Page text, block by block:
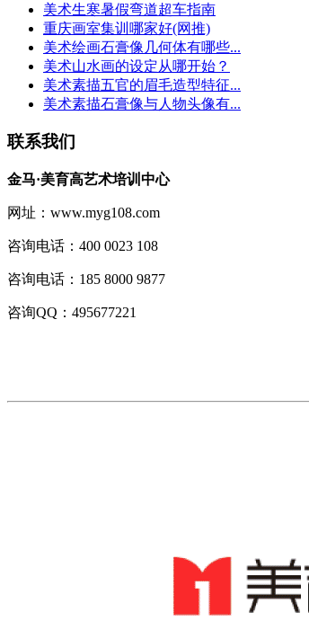
美术生寒暑假弯道超车指南
重庆画室集训哪家好(网推)
美术绘画石膏像几何体有哪些...
美术山水画的设定从哪开始？
美术素描五官的眉毛造型特征...
美术素描石膏像与人物头像有...
联系我们
金马·美育高艺术培训中心
网址：www.myg108.com
咨询电话：400 0023 108
咨询电话：185 8000 9877
咨询QQ：495677221